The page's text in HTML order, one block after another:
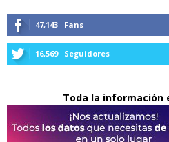
47,143 Fans
16,569 Seguidores
Toda la información